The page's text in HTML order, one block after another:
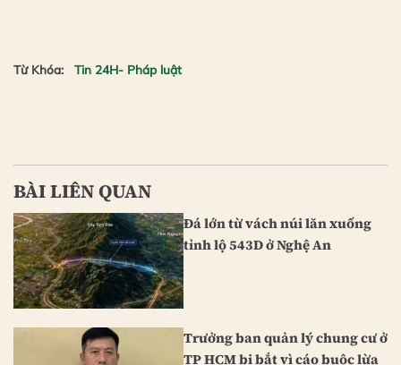
Từ Khóa: Tin 24H- Pháp luật
BÀI LIÊN QUAN
Đá lớn từ vách núi lăn xuống
tỉnh lộ 543D ở Nghệ An
Trưởng ban quản lý chung cư ở
TP HCM bị bắt vì cáo buộc lừa